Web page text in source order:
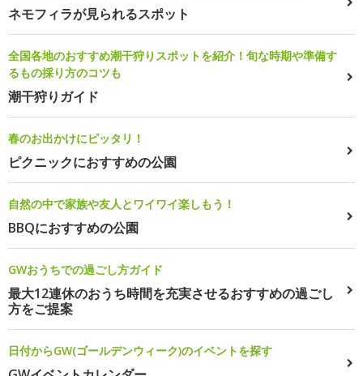
ネモフィラが見られるスポット
全国各地のおすすめ潮干狩りスポットを紹介！旬な時期や準備す
るもの採り方のコツも
潮干狩りガイド
春のお出かけにピッタリ！
ピクニックにおすすめの公園
自然の中で家族や友人とワイワイ楽しもう！
BBQにおすすめの公園
GWおうちでの過ごし方ガイド
最大12連休のおうち時間を充実させるおすすめの過ごし
方をご提案
日付からGW(ゴールデンウィーク)のイベントを探す